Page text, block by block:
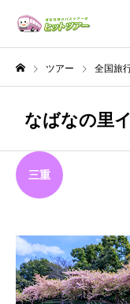
ツアー 全国旅
なばなの里
三重